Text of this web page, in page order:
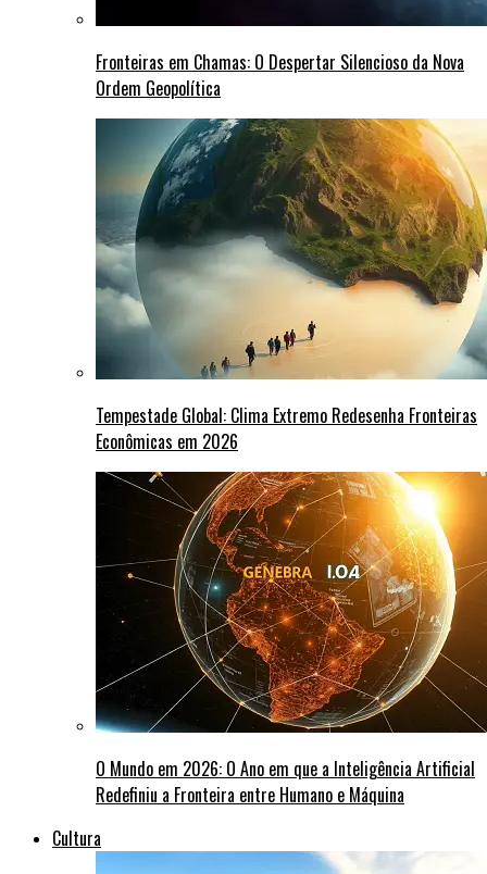
Fronteiras em Chamas: O Despertar Silencioso da Nova
Ordem Geopolítica
Tempestade Global: Clima Extremo Redesenha Fronteiras
Econômicas em 2026
O Mundo em 2026: O Ano em que a Inteligência Artificial
Redefiniu a Fronteira entre Humano e Máquina
Cultura